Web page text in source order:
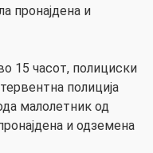
пронајдена и
15 часот, полициски
полиција
малолетник од
и одземена